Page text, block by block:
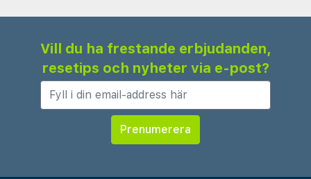
Vill du ha frestande erbjudanden,
resetips och nyheter via e-post?